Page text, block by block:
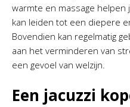
warmte en massage helpen
kan leiden tot een diepere
Bovendien kan regelmatig
aan het verminderen van
een gevoel van welzijn.
Een jacuzzi